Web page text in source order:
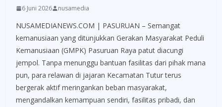
6 Juni 2026 nusamedia
NUSAMEDIANEWS.COM | PASURUAN – Semangat
kemanusiaan yang ditunjukkan Gerakan Masyarakat Peduli
Kemanusiaan (GMPK) Pasuruan Raya patut diacungi
jempol. Tanpa menunggu bantuan fasilitas dari pihak mana
pun, para relawan di jajaran Kecamatan Tutur terus
bergerak aktif meringankan beban masyarakat,
mengandalkan kemampuan sendiri, fasilitas pribadi, dan